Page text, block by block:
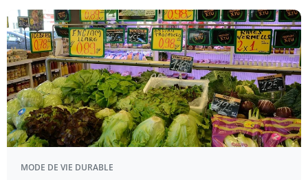
MODE DE VIE DURABLE